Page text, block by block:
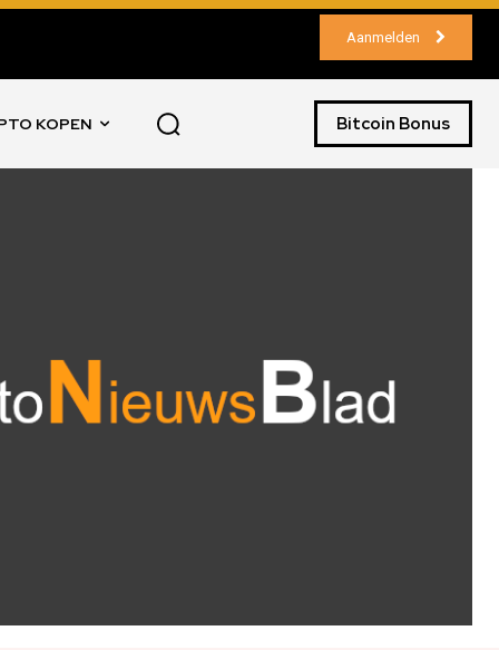
Aanmelden
KOPEN Bitcoin Bonus